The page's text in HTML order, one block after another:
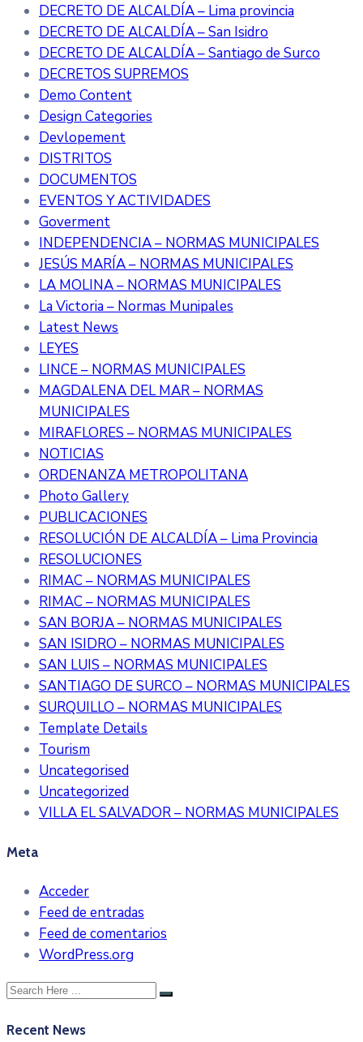
DECRETO DE ALCALDÍA – Lima provincia
DECRETO DE ALCALDÍA – San Isidro
DECRETO DE ALCALDÍA – Santiago de Surco
DECRETOS SUPREMOS
Demo Content
Design Categories
Devlopement
DISTRITOS
DOCUMENTOS
EVENTOS Y ACTIVIDADES
Goverment
INDEPENDENCIA – NORMAS MUNICIPALES
JESÚS MARÍA – NORMAS MUNICIPALES
LA MOLINA – NORMAS MUNICIPALES
La Victoria – Normas Munipales
Latest News
LEYES
LINCE – NORMAS MUNICIPALES
MAGDALENA DEL MAR – NORMAS
MUNICIPALES
MIRAFLORES – NORMAS MUNICIPALES
NOTICIAS
ORDENANZA METROPOLITANA
Photo Gallery
PUBLICACIONES
RESOLUCIÓN DE ALCALDÍA – Lima Provincia
RESOLUCIONES
RIMAC – NORMAS MUNICIPALES
RIMAC – NORMAS MUNICIPALES
SAN BORJA – NORMAS MUNICIPALES
SAN ISIDRO – NORMAS MUNICIPALES
SAN LUIS – NORMAS MUNICIPALES
SANTIAGO DE SURCO – NORMAS MUNICIPALES
SURQUILLO – NORMAS MUNICIPALES
Template Details
Tourism
Uncategorised
Uncategorized
VILLA EL SALVADOR – NORMAS MUNICIPALES
Meta
Acceder
Feed de entradas
Feed de comentarios
WordPress.org
Recent News